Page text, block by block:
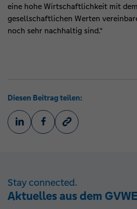
eine hohe Wirtschaftlichkeit mit
gesellschaftlichen Werten
noch sehr nachhaltig sind.“
Diesen Beitrag teilen:
Stay connected.
Aktuelles aus dem